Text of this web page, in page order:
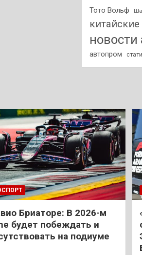
Тото Вольф
автопром
Бриаторе: В 2026-м
будет побеждать и
на подиуме